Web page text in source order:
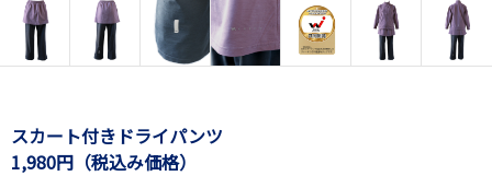
スカート付きドライパンツ
1,980円（税込み価格）